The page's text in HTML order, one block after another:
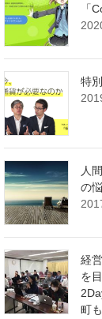
「
特
人
の
経
を
町